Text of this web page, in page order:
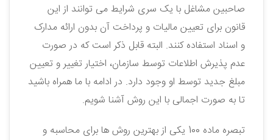
صاحبین مشاغل با یک سری شرایط می توانند از این
قانون برای تعیین مالیات و پرداخت آن بدون ارائه مدارک
و اسناد استفاده کنند. البته قابل ذکر است که در صورت
عدم پذیرش اطلاعات توسط سازمان، اختیار تغییر و تعیین
مبلغ جدید توسط او وجود دارد. در ادامه با ما همراه باشید
تا به صورت اجمالی با این روش آشنا شویم.
تبصره ماده 100 یکی از بهترین روش ها برای محاسبه و